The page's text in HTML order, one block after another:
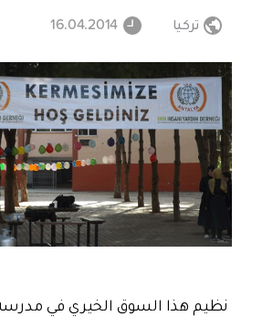
تركيا 16.04.2014
نظيم هذا السوق الخيري في مدرسة